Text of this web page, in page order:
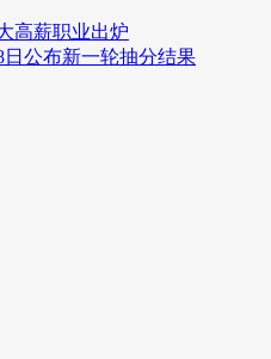
高薪职业出炉
日公布新一轮抽分结果